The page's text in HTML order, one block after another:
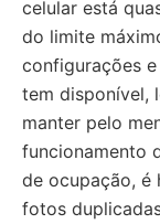
celular está
do limite
configurações
tem disponível,
manter pelo
funcionamento
de ocupação, é
fotos